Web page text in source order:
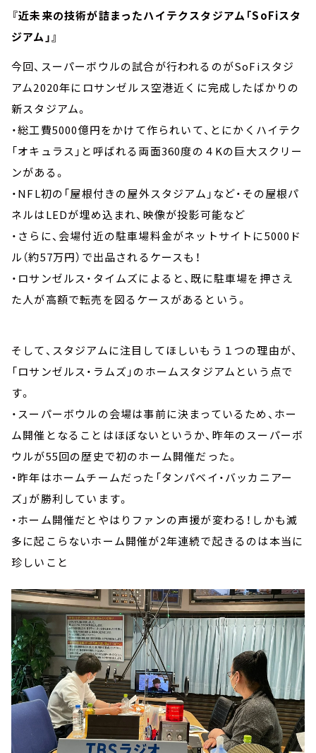
『近未来の技術が詰まったハイテクスタジアム「SoFiスタ
ジアム」』
今回、スーパーボウルの試合が行われるのがSoFiスタジ
アム2020年にロサンゼルス空港近くに完成したばかりの
新スタジアム。
・総工費5000億円をかけて作られいて、とにかくハイテク
「オキュラス」と呼ばれる両面360度の４Kの巨大スクリー
ンがある。
・NFL初の「屋根付きの屋外スタジアム」など・その屋根パ
ネルはLEDが埋め込まれ、映像が投影可能など
・さらに、会場付近の駐車場料金がネットサイトに5000ド
ル（約57万円）で出品されるケースも！
・ロサンゼルス・タイムズによると、既に駐車場を押さえ
た人が高額で転売を図るケースがあるという。
そして、スタジアムに注目してほしいもう１つの理由が、
「ロサンゼルス・ラムズ」のホームスタジアムという点で
す。
・スーパーボウルの会場は事前に決まっているため、ホー
ム開催となることはほぼないというか、昨年のスーパーボ
ウルが55回の歴史で初のホーム開催だった。
・昨年はホームチームだった「タンパベイ・バッカニアー
ズ」が勝利しています。
・ホーム開催だとやはりファンの声援が変わる！しかも滅
多に起こらないホーム開催が2年連続で起きるのは本当に
珍しいこと